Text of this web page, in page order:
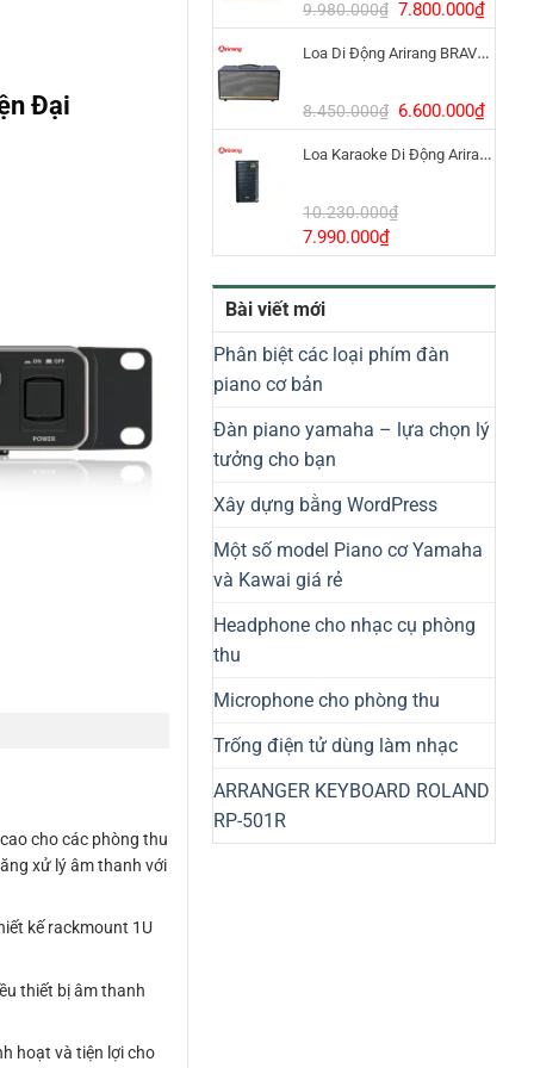
8.800.000₫.
9.980.000₫ Giá
gốc
là:
7.800.000₫Giá
hiện
tại
Loa Di Động Arirang BRAVO 8 800W Có Micro
8.450.000₫ Giá
gốc
là:
6.600.000₫Giá
hiện
tại
Loa Karaoke Di Động Arirang EDGE-X Model I
10.230.000₫
Giá
gốc
là:
10.230.000₫.
7.990.000₫Giá
hiện
tại
7.990.000₫.
Bài viết mới
Phân biệt các loại phím đàn
piano cơ bản
Đàn piano yamaha – lựa chọn lý
tưởng cho bạn
Xây dựng bằng WordPress
Một số model Piano cơ Yamaha
và Kawai giá rẻ
Headphone cho nhạc cụ phòng
thu
Microphone cho phòng thu
Trống điện tử dùng làm nhạc
ARRANGER KEYBOARD ROLAND
RP-501R
Đại
cho các phòng thu
xử lý âm thanh với
kế rackmount 1U
thiết bị âm thanh
hoạt và tiện lợi cho